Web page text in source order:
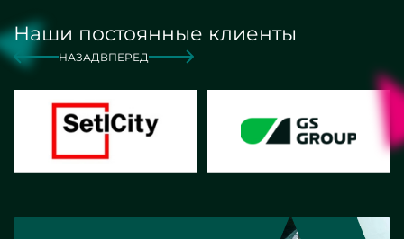
Наши постоянные клиенты
НАЗАД ВПЕРЕД